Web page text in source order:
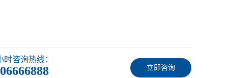
立即咨询
时咨询热线：